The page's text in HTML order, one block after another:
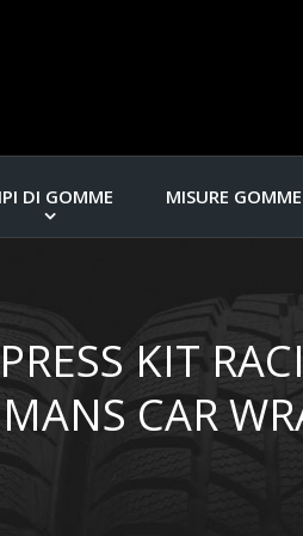
DI GOMME MISURE GOMME
KIT
CAR